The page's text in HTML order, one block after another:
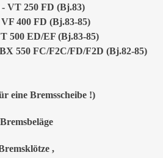
- VT 250 FD (Bj.83)
VF 400 FD (Bj.83-85)
500 ED/EF (Bj.83-85)
550 FC/F2C/FD/F2D (Bj.82-85)
eine Bremsscheibe !)
Bremsbeläge
,